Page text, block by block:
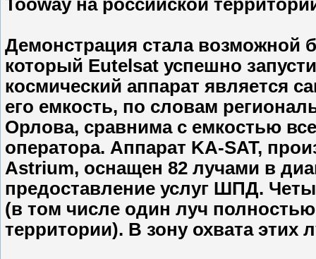
Tooway на российской
Демонстрация стала возможной
который Eutelsat успешно
космический аппарат является
его емкость, по словам
Орлова, сравнима с емкостью
оператора. Аппарат KA-SAT,
Astrium, оснащен 82 лучами в
предоставление услуг ШПД.
(в том числе один луч
территории). В зону охвата этих